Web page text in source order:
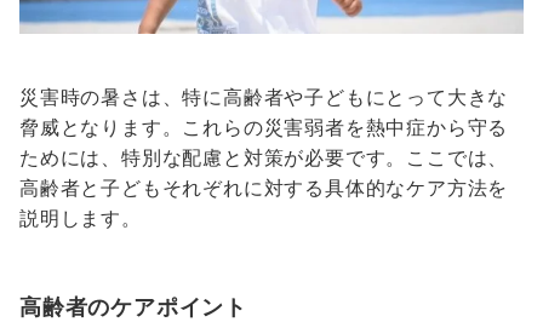
災害時の暑さは、特に高齢者や子どもにとって大きな
脅威となります。これらの災害弱者を熱中症から守る
ためには、特別な配慮と対策が必要です。ここでは、
高齢者と子どもそれぞれに対する具体的なケア方法を
説明します。
高齢者のケアポイント